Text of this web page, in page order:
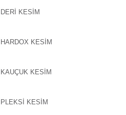
DERİ KESİM
HARDOX KESİM
KAUÇUK KESİM
PLEKSİ KESİM